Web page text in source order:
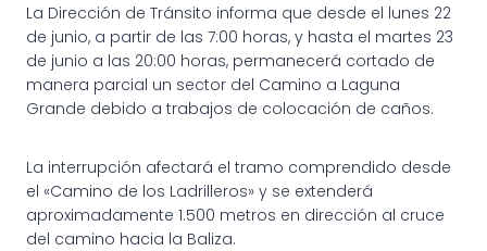
La Dirección de Tránsito informa que desde el lunes 22
de junio, a partir de las 7:00 horas, y hasta el martes 23
de junio a las 20:00 horas, permanecerá cortado de
manera parcial un sector del Camino a Laguna
Grande debido a trabajos de colocación de caños.
La interrupción afectará el tramo comprendido desde
el «Camino de los Ladrilleros» y se extenderá
aproximadamente 1.500 metros en dirección al cruce
del camino hacia la Baliza.